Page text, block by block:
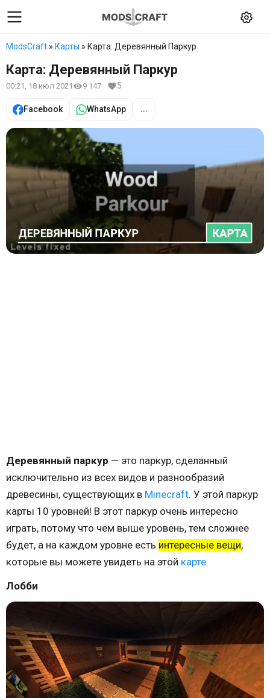
ModsCraft » Карты » Карта: Деревянный Паркур
Карта: Деревянный Паркур
00:21, 18 июл 2021 9 147 5
Facebook WhatsApp ...
Деревянный паркур — это паркур, сделанный
исключительно из всех видов и разнообразий
древесины, существующих в Minecraft. У этой паркур
карты 10 уровней! В этот паркур очень интересно
играть, потому что чем выше уровень, тем сложнее
будет, а на каждом уровне есть интересные вещи,
которые вы можете увидеть на этой карте.
Лобби